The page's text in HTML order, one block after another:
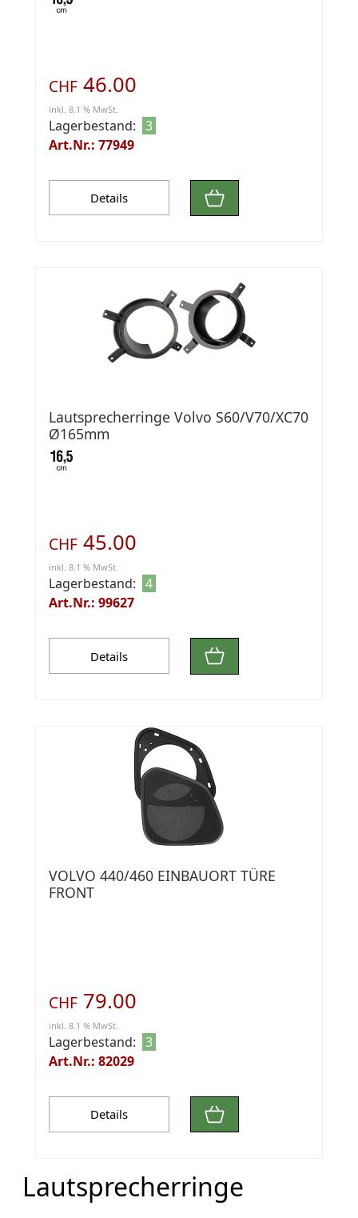
CHF 46.00
inkl. 8.1 % MwSt.
Lagerbestand: 3
Art.Nr.: 77949
Details
Lautsprecherringe Volvo S60/V70/XC70
Ø165mm
CHF 45.00
inkl. 8.1 % MwSt.
Lagerbestand: 4
Art.Nr.: 99627
Details
VOLVO 440/460 EINBAUORT TÜRE
FRONT
CHF 79.00
inkl. 8.1 % MwSt.
Lagerbestand: 3
Art.Nr.: 82029
Details
Lautsprecherringe